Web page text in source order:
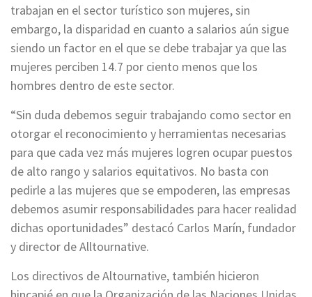
trabajan en el sector turístico son mujeres, sin
embargo, la disparidad en cuanto a salarios aún sigue
siendo un factor en el que se debe trabajar ya que las
mujeres perciben 14.7 por ciento menos que los
hombres dentro de este sector.
“Sin duda debemos seguir trabajando como sector en
otorgar el reconocimiento y herramientas necesarias
para que cada vez más mujeres logren ocupar puestos
de alto rango y salarios equitativos. No basta con
pedirle a las mujeres que se empoderen, las empresas
debemos asumir responsabilidades para hacer realidad
dichas oportunidades” destacó Carlos Marín, fundador
y director de Alltournative.
Los directivos de Altournative, también hicieron